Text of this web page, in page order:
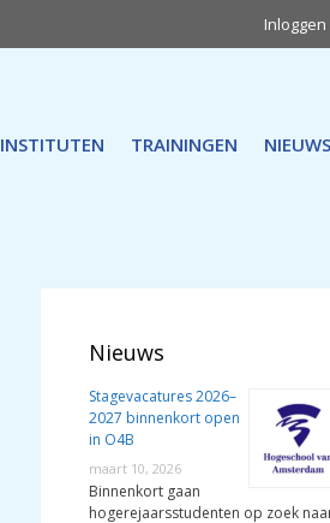
INSTITUTEN TRAININGEN NIEUWS
Nieuws
Stagevacatures 2026–
2027 binnenkort open
in O4B
maart 10, 2026
Binnenkort gaan
hogerejaarsstudenten op zoek